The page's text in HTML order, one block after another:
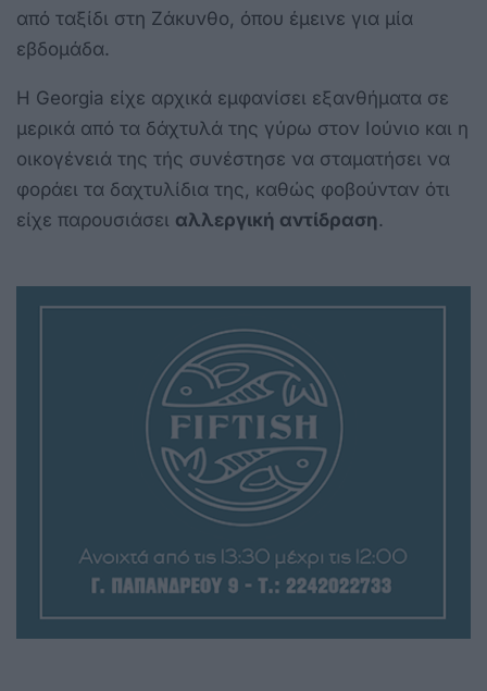
από ταξίδι στη Ζάκυνθο, όπου έμεινε για μία
εβδομάδα.
Η Georgia είχε αρχικά εμφανίσει εξανθήματα σε
μερικά από τα δάχτυλά της γύρω στον Ιούνιο και η
οικογένειά της τής συνέστησε να σταματήσει να
φοράει τα δαχτυλίδια της, καθώς φοβούνταν ότι
είχε παρουσιάσει αλλεργική αντίδραση.